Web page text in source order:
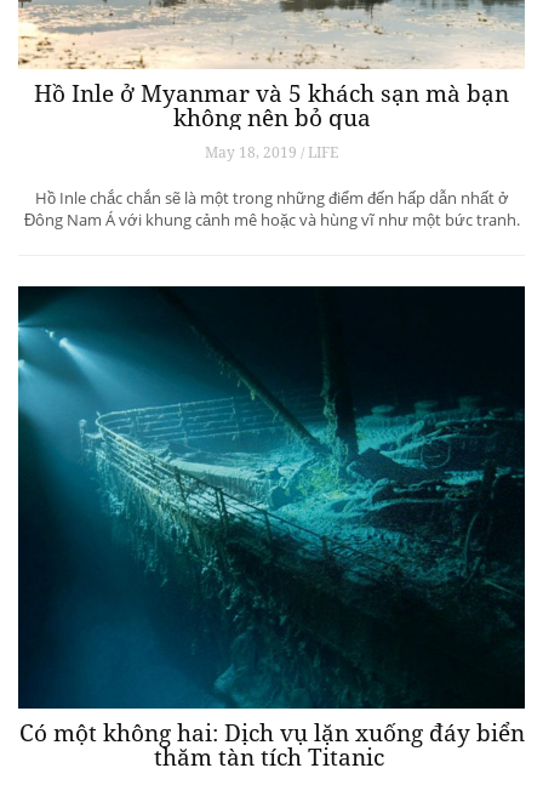
Hồ Inle ở Myanmar và 5 khách sạn mà bạn
không nên bỏ qua
May 18, 2019 / LIFE
Hồ Inle chắc chắn sẽ là một trong những điểm đến hấp dẫn nhất ở
Đông Nam Á với khung cảnh mê hoặc và hùng vĩ như một bức tranh.
Có một không hai: Dịch vụ lặn xuống đáy biển
thăm tàn tích Titanic